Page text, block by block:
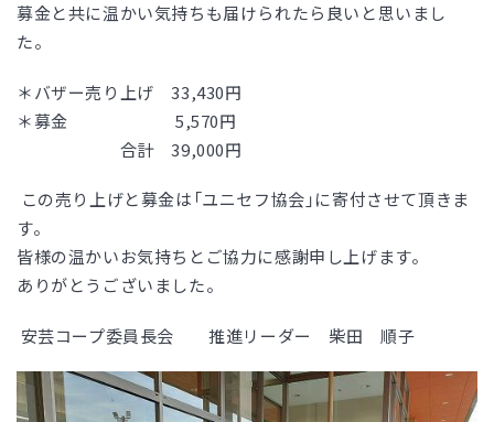
募金と共に温かい気持ちも届けられたら良いと思いまし
た。
＊バザー売り上げ 33,430円
＊募金 5,570円
合計 39,000円
この売り上げと募金は「ユニセフ協会」に寄付させて頂きま
す。
皆様の温かいお気持ちとご協力に感謝申し上げます。
ありがとうございました。
安芸コープ委員長会 推進リーダー 柴田 順子